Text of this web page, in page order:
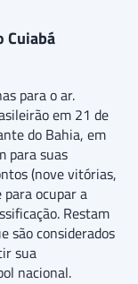
Cuiabá
para o ar.
em 21 de
do Bahia, em
para suas
(nove vitórias,
ocupar a
Restam
são considerados
sua
nacional.